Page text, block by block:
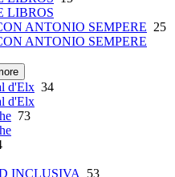
LIBROS
ANTONIO SEMPERE 25
ANTONIO SEMPERE
d'Elx 34
d'Elx
73
INCLUSIVA
53